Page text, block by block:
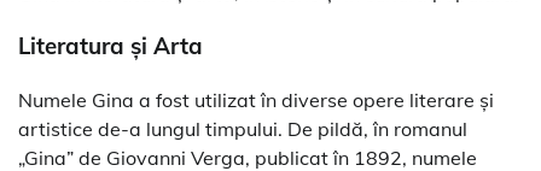
Literatura și Arta
Numele Gina a fost utilizat în diverse opere literare și
artistice de-a lungul timpului. De pildă, în romanul
„Gina” de Giovanni Verga, publicat în 1892, numele